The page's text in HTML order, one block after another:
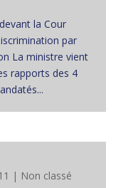
la Cour
par
La ministre vient
rapports des 4
| Non classé